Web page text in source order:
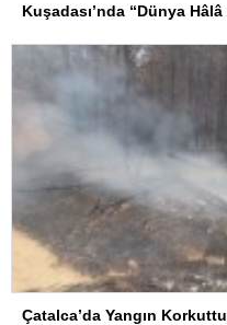
Çatalca’da Yangın Korkuttu